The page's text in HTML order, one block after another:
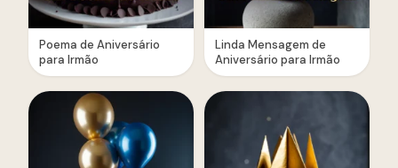
Poema de Aniversário
para Irmão
Linda Mensagem de
Aniversário para Irmão